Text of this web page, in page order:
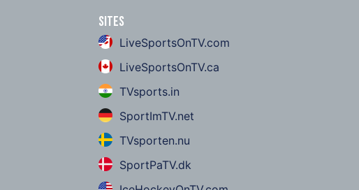
Sites
LiveSportsOnTV.com
LiveSportsOnTV.ca
TVsports.in
SportImTV.net
TVsporten.nu
SportPaTV.dk